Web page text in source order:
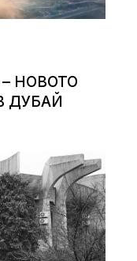
НОВОТО
ДУБАЙ